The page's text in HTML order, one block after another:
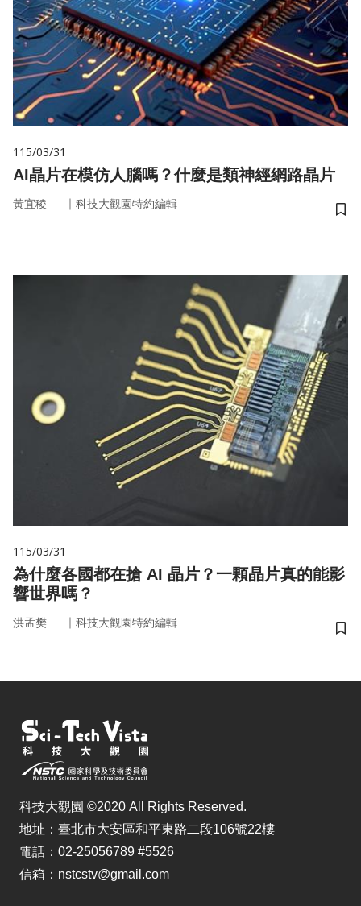
115/03/31
AI晶片在模仿人腦嗎？什麼是類神經網路晶片
黃宜稜 ｜ 科技大觀園特約編輯
儲
115/03/31
為什麼各國都在搶 AI 晶片？一顆晶片真的能影
響世界嗎？
洪孟樊 ｜ 科技大觀園特約編輯
儲
科技大觀園 ©2020 All Rights Reserved.
地址：臺北市大安區和平東路二段106號22樓
電話：02-25056789 #5526
信箱：nstcstv@gmail.com